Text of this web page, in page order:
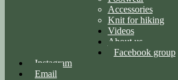
Accessories
Knit for hiking
Videos
About us
Facebook group
Instagram
Email